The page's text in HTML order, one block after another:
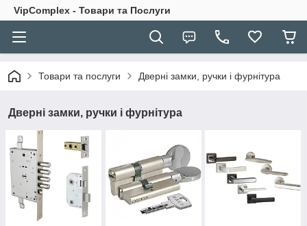
VipComplex - Товари та Послуги
Товари та послуги Дверні замки, ручки і фурнітура
Дверні замки, ручки і фурнітура